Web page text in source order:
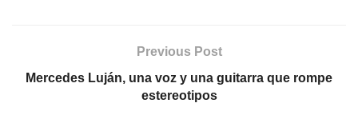
Previous Post
Mercedes Luján, una voz y una guitarra que rompe
estereotipos